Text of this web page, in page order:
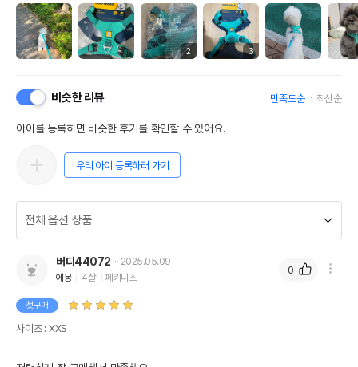
2 3
비슷한 리뷰 만족도순 최신순
아이를 등록하면 비슷한 후기를 확인할 수 있어요.
우리 아이 등록하러 가기
버디44072
2025.05.09
에몽
4살 페키니즈
첫구매
사이즈 : XXS
0